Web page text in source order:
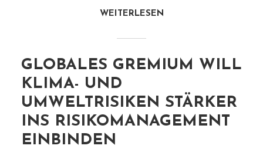
WEITERLESEN
GLOBALES GREMIUM WILL
KLIMA- UND
UMWELTRISIKEN STÄRKER
INS RISIKOMANAGEMENT
EINBINDEN